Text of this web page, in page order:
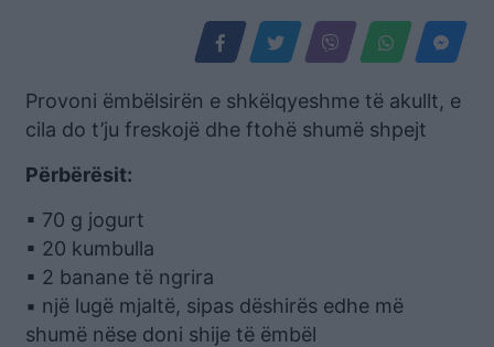
Provoni ëmbëlsirën e shkëlqyeshme të akullt, e
cila do t’ju freskojë dhe ftohë shumë shpejt
Përbërësit:
▪ 70 g jogurt
▪ 20 kumbulla
▪ 2 banane të ngrira
▪ një lugë mjaltë, sipas dëshirës edhe më
shumë nëse doni shije të ëmbël